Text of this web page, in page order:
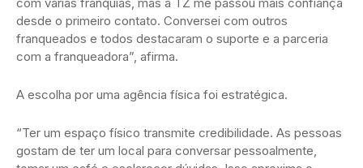
com várias franquias, mas a TZ me passou mais confiança
desde o primeiro contato. Conversei com outros
franqueados e todos destacaram o suporte e a parceria
com a franqueadora”, afirma.
A escolha por uma agência física foi estratégica.
“Ter um espaço físico transmite credibilidade. As pessoas
gostam de ter um local para conversar pessoalmente,